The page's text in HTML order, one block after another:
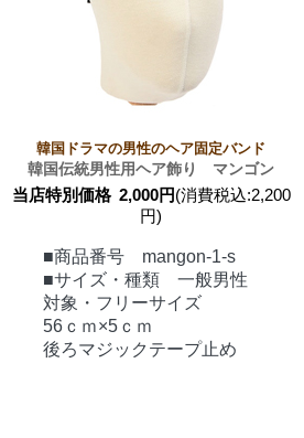
韓国ドラマの男性のヘア固定バンド
韓国伝統男性用ヘア飾り マンゴン
当店特別価格 2,000円(消費税込:2,200
円)
■商品番号 mangon-1-s
■サイズ・種類 一般男性
対象・フリーサイズ
56ｃｍ×5ｃｍ
後ろマジックテープ止め